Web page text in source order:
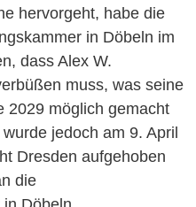
hervorgeht, habe die
in Döbeln im
dass Alex W.
muss, was seine
2029 möglich gemacht
jedoch am 9. April
Dresden aufgehoben
die